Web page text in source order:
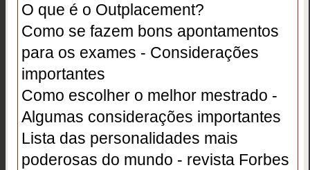
O que é o Outplacement?
Como se fazem bons apontamentos
para os exames - Considerações
importantes
Como escolher o melhor mestrado -
Algumas considerações importantes
Lista das personalidades mais
poderosas do mundo - revista Forbes